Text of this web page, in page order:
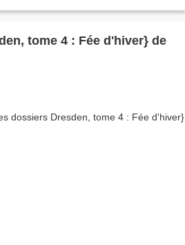
tome 4 : Fée d'hiver} de